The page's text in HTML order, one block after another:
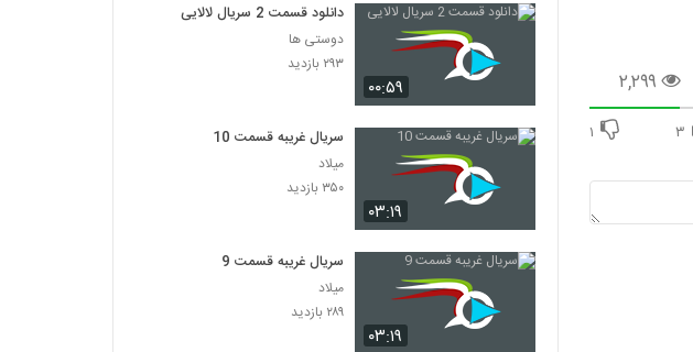
۲,۲۹۹
۳ ۱
۰۰:۵۹
دانلود قسمت 2 سریال لالایی
دوستی ها
۲۹۳ بازدید
۰۳:۱۹
سریال غریبه قسمت 10
میلاد
۳۵۰ بازدید
۰۳:۱۹
سریال غریبه قسمت 9
میلاد
۲۸۹ بازدید